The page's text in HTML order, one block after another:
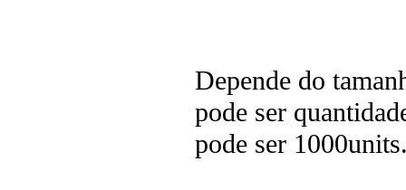
Depende do
pode ser
pode ser